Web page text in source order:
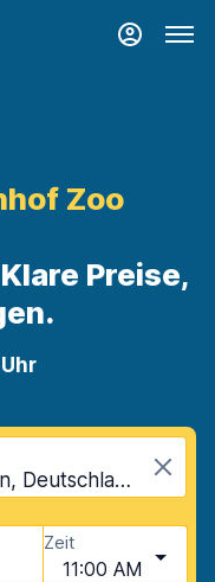
Zoo
Preise,
Bahnhof Berlin Zoo, Berlin, Deutschland
Zeit
11:00 AM